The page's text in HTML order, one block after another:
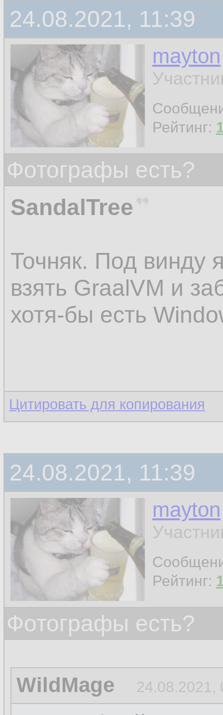
24.08.2021, 11:39
mayton
Рейтинг:
Фотографы есть?
SandalTree
Точняк. Под винду
взять GraalVM и
хотя-бы есть
Цитировать для копирования
24.08.2021, 11:39
mayton
Рейтинг:
Фотографы есть?
WildMage 24.08.2021,